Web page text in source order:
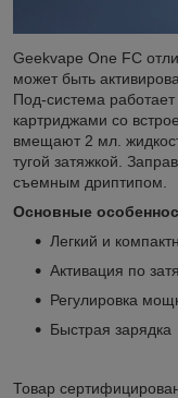
Geekvape One FC
может быть
Под-система
картриджами со
вмещают 2 мл.
тугой затяжкой.
съемным дриптипом.
Основные
Легкий и
Активация по
Регулировка
Быстрая зарядка
Товар